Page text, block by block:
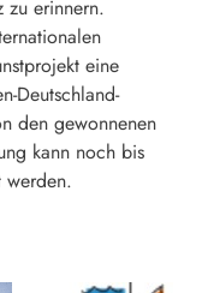
zu erinnern.
eine
Deutschland-
den gewonnenen
kann noch bis
werden.